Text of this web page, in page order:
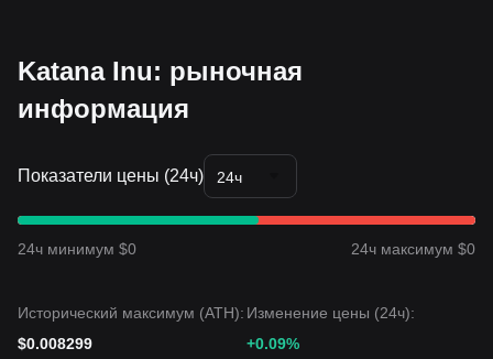
Katana Inu: рыночная
информация
Показатели цены (24ч) 24ч
24ч минимум $0 24ч максимум $0
Исторический максимум (ATH):
$0.008299
Изменение цены (24ч):
+0.09%